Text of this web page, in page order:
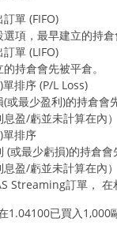
單 (FIFO)
項，最早建立的持倉
單 (LIFO)
持倉會先被平倉。
排序 (P/L Loss)
或最少盈利)的持倉會
息盈/虧並未計算在內）
單排序
(或最少虧損)的持倉會
息盈/虧並未計算在內）
Streaming訂單， 在
1.04100已買入1,000